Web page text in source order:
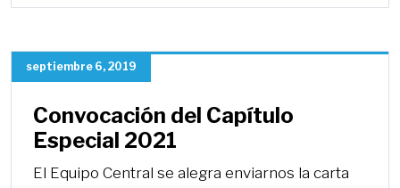
septiembre 6, 2019
Convocación del Capítulo
Especial 2021
El Equipo Central se alegra enviarnos la carta